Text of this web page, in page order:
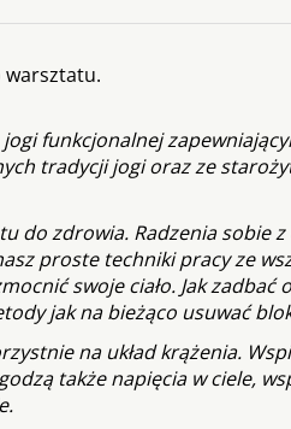
warsztatu.
funkcjonalnej
tradycji jogi oraz ze
do zdrowia. Radzenia sobie
proste techniki pracy ze
swoje ciało. Jak zadbać
jak na bieżąco usuwać
na układ krążenia.
także napięcia w ciele,